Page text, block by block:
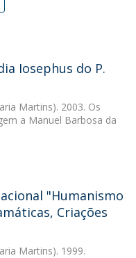
Iosephus do P.
Martins). 2003. Os
a Manuel Barbosa da
"Humanismo
Criações
Martins). 1999.